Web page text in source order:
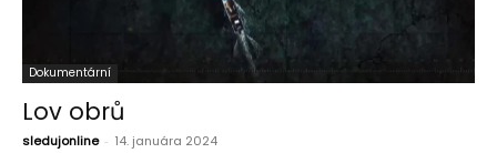
Dokumentární
Lov obrů
sledujonline - 14. januára 2024